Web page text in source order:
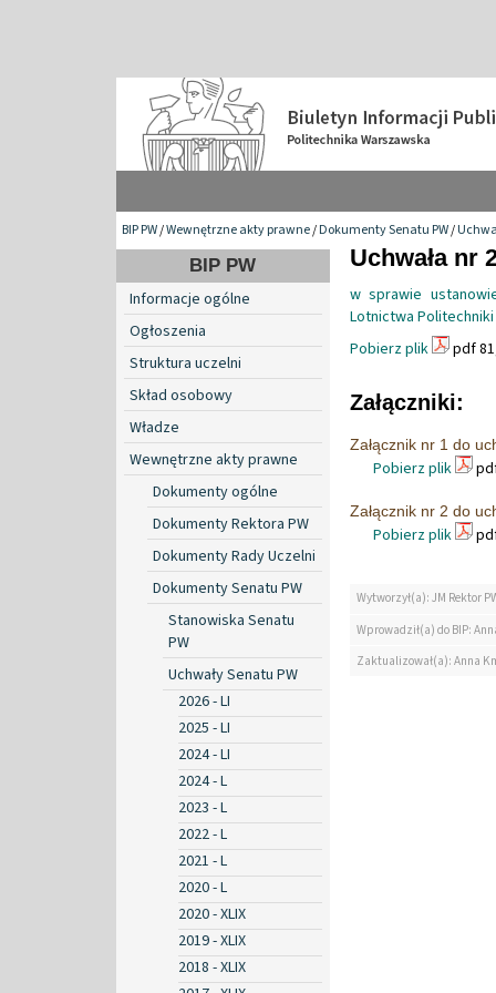
BIP PW/Wewnętrzne akty prawne/Dokumenty Senatu PW/
BIP PW
Informacje ogólne
Ogłoszenia
Struktura uczelni
Skład osobowy
Władze
Wewnętrzne akty prawne
Dokumenty ogólne
Dokumenty Rektora PW
Dokumenty Rady Uczelni
Dokumenty Senatu PW
Stanowiska Senatu
PW
Uchwały Senatu PW
2026 - LI
2025 - LI
2024 - LI
2024 - L
2023 - L
2022 - L
2021 - L
2020 - L
2020 - XLIX
2019 - XLIX
2018 - XLIX
Uchwała nr
w sprawie
Lotnictwa
Pobierz plik
pdf
Załączniki:
Załącznik nr 1 do
Pobierz plik
Załącznik nr 2 do
Pobierz plik
Wytworzył(a): JM Rektor
Wprowadził(a) do BIP:
Zaktualizował(a): Anna